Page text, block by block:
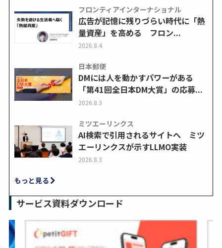
フロンティアインターナショナル
広告が記憶に残りづらい時代に「熱
量資産」を高める フロン...
2026.8.4
日本郵便
DMには人を動かすパワーがある
「第41回全日本DM大賞」の応募...
2026.8.3
ミツエーリンクス
AI検索で引用されるサイトへ ミツ
エーリンクスが示すLLMO実装
2026.8.3
もっと見る
サービス資料ダウンロード